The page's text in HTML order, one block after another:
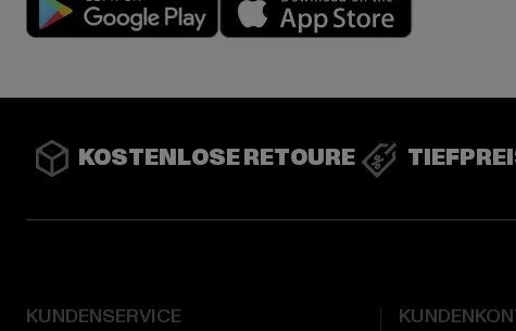
KOSTENLOSE RETOURE
KUNDENSERVICE